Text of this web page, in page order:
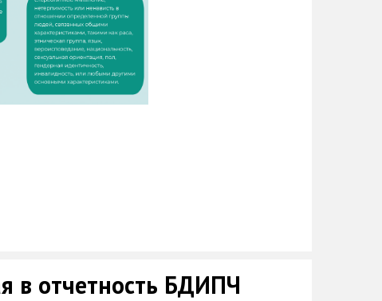
в отчетность БДИПЧ